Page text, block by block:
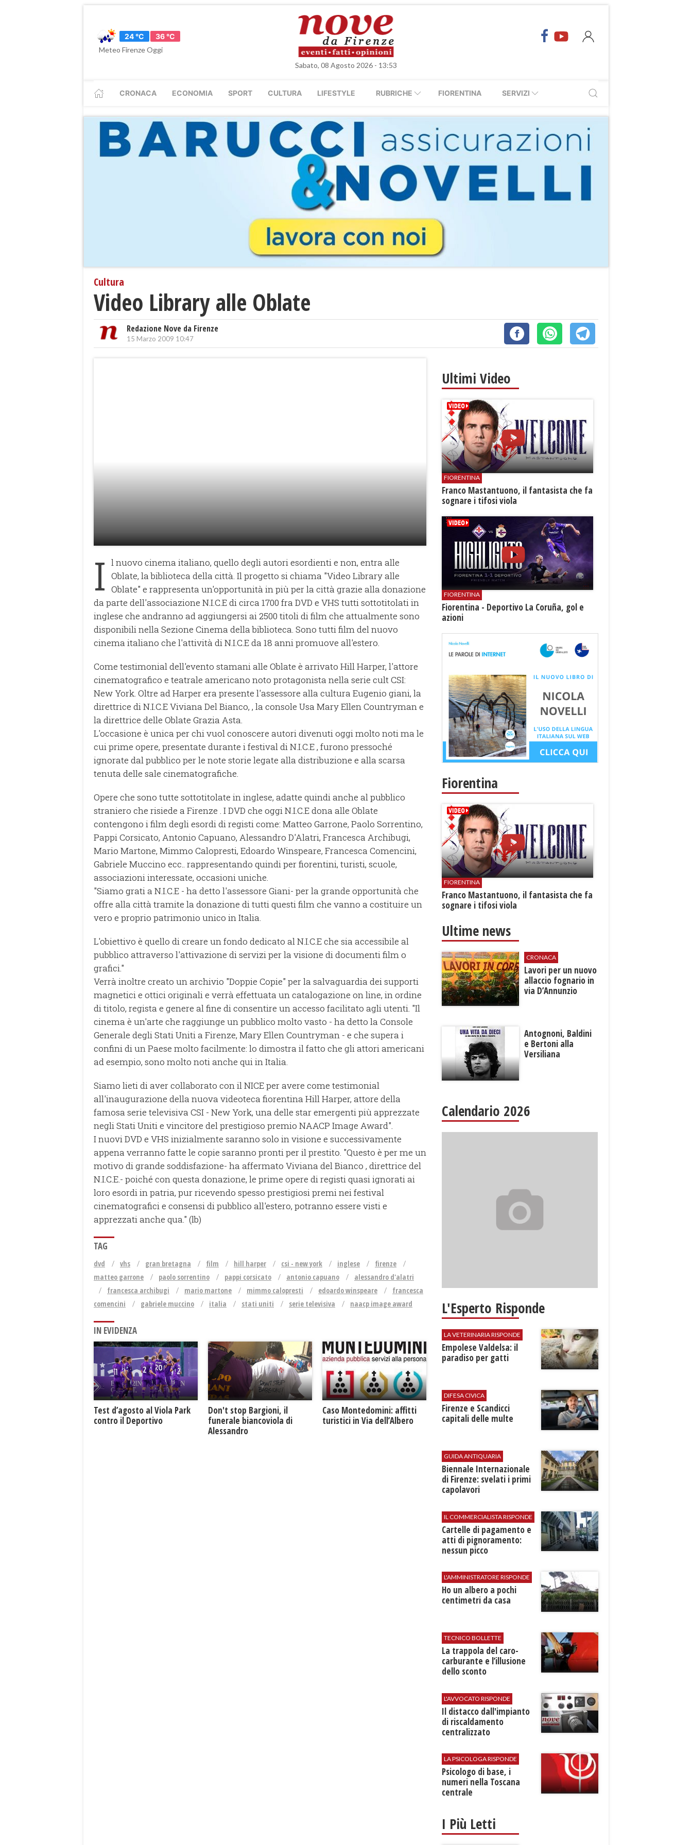
24 °C
36 °C
Meteo Firenze Oggi
Sabato, 08 Agosto 2026 - 13:53
CRONACA ECONOMIA SPORT CULTURA LIFESTYLE RUBRICHE FIORENTINA SERVIZI
Cultura
Video Library alle Oblate
Redazione Nove da Firenze
15 Marzo 2009 10:47
I l nuovo cinema italiano, quello degli autori esordienti e non, entra alle
Oblate, la biblioteca della città. Il progetto si chiama "Video Library alle
Oblate" e rappresenta un'opportunità in più per la città grazie alla donazione
da parte dell'associazione N.I.C.E di circa 1700 fra DVD e VHS tutti sottotitolati in
inglese che andranno ad aggiungersi ai 2500 titoli di film che attualmente sono
disponibili nella Sezione Cinema della biblioteca. Sono tutti film del nuovo
cinema italiano che l'attività di N.I.C.E da 18 anni promuove all'estero.
Come testimonial dell'evento stamani alle Oblate è arrivato Hill Harper, l'attore
cinematografico e teatrale americano noto protagonista nella serie cult CSI:
New York. Oltre ad Harper era presente l'assessore alla cultura Eugenio giani, la
direttrice di N.I.C.E Viviana Del Bianco, , la console Usa Mary Ellen Countryman e
la direttrice delle Oblate Grazia Asta.
L'occasione è unica per chi vuol conoscere autori divenuti oggi molto noti ma le
cui prime opere, presentate durante i festival di N.I.C.E , furono pressoché
ignorate dal pubblico per le note storie legate alla distribuzione e alla scarsa
tenuta delle sale cinematografiche.
Opere che sono tutte sottotitolate in inglese, adatte quindi anche al pubblico
straniero che risiede a Firenze . I DVD che oggi N.I.C.E dona alle Oblate
contengono i film degli esordi di registi come: Matteo Garrone, Paolo Sorrentino,
Pappi Corsicato, Antonio Capuano, Alessandro D'Alatri, Francesca Archibugi,
Mario Martone, Mimmo Calopresti, Edoardo Winspeare, Francesca Comencini,
Gabriele Muccino ecc.. rappresentando quindi per fiorentini, turisti, scuole,
associazioni interessate, occasioni uniche.
"Siamo grati a N.I.C.E - ha detto l'assessore Giani- per la grande opportunità che
offre alla città tramite la donazione di tutti questi film che vanno a costituire un
vero e proprio patrimonio unico in Italia.
L'obiettivo è quello di creare un fondo dedicato al N.I.C.E che sia accessibile al
pubblico attraverso l'attivazione di servizi per la visione di documenti film o
grafici."
Verrà inoltre creato un archivio "Doppie Copie" per la salvaguardia dei supporti
magnetici e ottici originali e verrà effettuata un catalogazione on line, in ordine
di titolo, regista e genere al fine di consentire un accesso facilitato agli utenti. "Il
cinema è un'arte che raggiunge un pubblico molto vasto - ha detto la Console
Generale degli Stati Uniti a Firenze, Mary Ellen Countryman - e che supera i
confini di un Paese molto facilmente: lo dimostra il fatto che gli attori americani
ad esempio, sono molto noti anche qui in Italia.
Siamo lieti di aver collaborato con il NICE per avere come testimonial
all'inaugurazione della nuova videoteca fiorentina Hill Harper, attore della
famosa serie televisiva CSI - New York, una delle star emergenti più apprezzate
negli Stati Uniti e vincitore del prestigioso premio NAACP Image Award".
I nuovi DVD e VHS inizialmente saranno solo in visione e successivamente
appena verranno fatte le copie saranno pronti per il prestito. "Questo è per me un
motivo di grande soddisfazione- ha affermato Viviana del Bianco , direttrice del
N.I.C.E.- poiché con questa donazione, le prime opere di registi quasi ignorati ai
loro esordi in patria, pur ricevendo spesso prestigiosi premi nei festival
cinematografici e consensi di pubblico all'estero, potranno essere visti e
apprezzati anche qua." (lb)
TAG
dvd vhs gran bretagna film hill harper csi - new york inglese
firenze
matteo garrone
paolo sorrentino pappi corsicato antonio capuano
alessandro d'alatri
francesca archibugi
mario martone mimmo calopresti edoardo winspeare
francesca
comencini
gabriele muccino italia stati uniti serie televisiva naacp image award
IN EVIDENZA
Test d’agosto al Viola Park
contro il Deportivo
Don't stop Bargioni, il
funerale biancoviola di
Alessandro
Caso Montedomini: affitti
turistici in Via dell’Albero
Ultimi Video
FIORENTINA
Franco Mastantuono, il fantasista che fa
sognare i tifosi viola
FIORENTINA
Fiorentina - Deportivo La Coruña, gol e
azioni
Fiorentina
FIORENTINA
Franco Mastantuono, il fantasista che fa
sognare i tifosi viola
Ultime news
CRONACA
Lavori per un nuovo
allaccio fognario in
via D’Annunzio
Antognoni, Baldini
e Bertoni alla
Versiliana
Calendario 2026
L'Esperto Risponde
LA VETERINARIA RISPONDE
Empolese Valdelsa: il
paradiso per gatti
DIFESA CIVICA
Firenze e Scandicci
capitali delle multe
GUIDA ANTIQUARIA
Biennale Internazionale
di Firenze: svelati i primi
capolavori
IL COMMERCIALISTA RISPONDE
Cartelle di pagamento e
atti di pignoramento:
nessun picco
L'AMMINISTRATORE RISPONDE
Ho un albero a pochi
centimetri da casa
TECNICO BOLLETTE
​La trappola del caro-
carburante e l’illusione
dello sconto
L'AVVOCATO RISPONDE
Il distacco dall'impianto
di riscaldamento
centralizzato
LA PSICOLOGA RISPONDE
Psicologo di base, i
numeri nella Toscana
centrale
I Più Letti